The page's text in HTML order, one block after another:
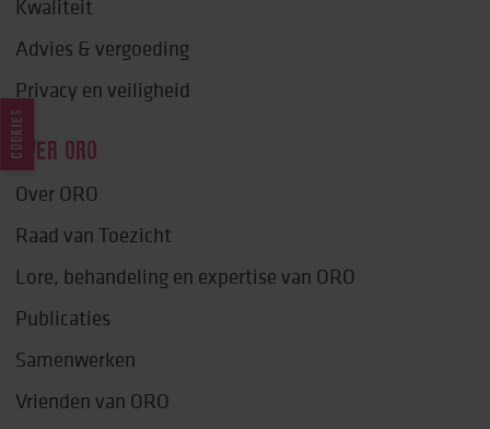
Kwaliteit
Advies & vergoeding
Privacy en veiligheid
OVER ORO
Over ORO
Raad van Toezicht
Lore, behandeling en expertise van ORO
Publicaties
Samenwerken
Vrienden van ORO
COOKIES